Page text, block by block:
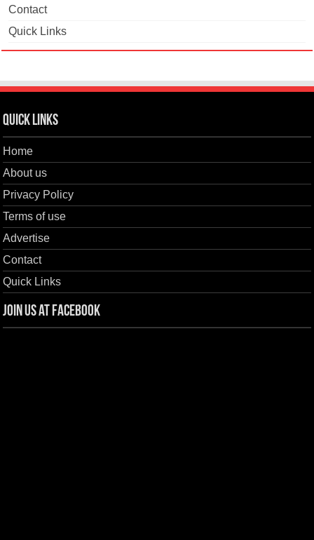
Contact
Quick Links
Quick Links
Home
About us
Privacy Policy
Terms of use
Advertise
Contact
Quick Links
Join us at Facebook